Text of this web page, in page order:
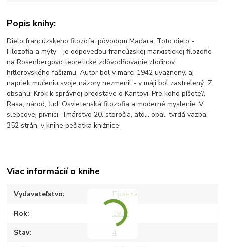
Popis knihy:
Dielo francúzskeho filozofa, pôvodom Maďara. Toto dielo -
Filozofia a mýty - je odpoveďou francúzskej marxistickej filozofie
na Rosenbergovo teoretické zdôvodňovanie zločinov
hitlerovského fašizmu. Autor bol v marci 1942 uväznený, aj
napriek mučeniu svoje názory nezmenil - v máji bol zastrelený...Z
obsahu: Krok k správnej predstave o Kantovi, Pre koho píšete?,
Rasa, národ, ľud, Osvietenská filozofia a moderné myslenie, V
slepcovej pivnici, Tmárstvo 20. storočia, atd... obal, tvrdá väzba,
352 strán, v knihe pečiatka knižnice
Viac informácií o knihe
Vydavateľstvo Правда
Rok 1977
Stav 4